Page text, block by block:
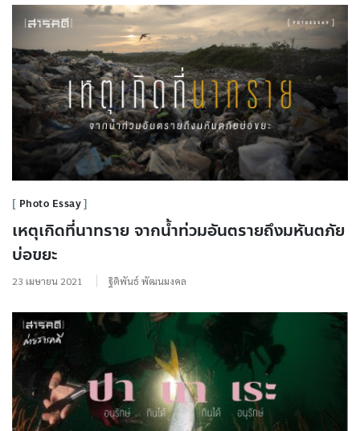
Photo Essay
เหตุเกิดที่นาทราย จากน้ำท่วมอันตรายถึงมหันตภัย
บ่อขยะ
23 เมษายน 2021 ฐิติพันธ์ พัฒนมงคล